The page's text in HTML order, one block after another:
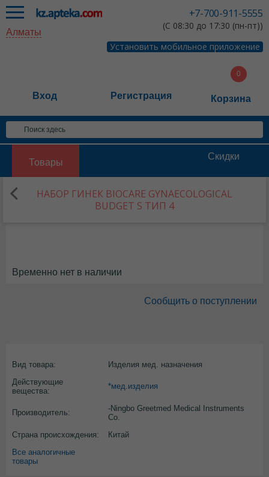
+7-700-911-5555
(С 08:30 до 17:30 (пн-пт))
Установить мобильное приложение
Алматы
Вход Регистрация Корзина
Товары
Скидки
НАБОР ГИНЕК BIOCARE GYNAECOLOGICAL
BUDGET S ТИП 4
Временно нет в наличии
Сообщить о поступлении
Вид товара:
Изделия мед. назначения
Действующие
вещества:
*мед.изделия
Производитель:
-Ningbo Greetmed Medical Instruments
Co.
Страна происхождения:
Китай
Все аналогичные
товары